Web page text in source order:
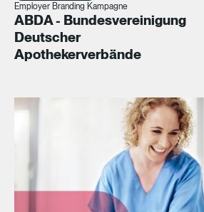
Employer Branding Kampagne
ABDA - Bundesvereinigung
Deutscher
Apothekerverbände